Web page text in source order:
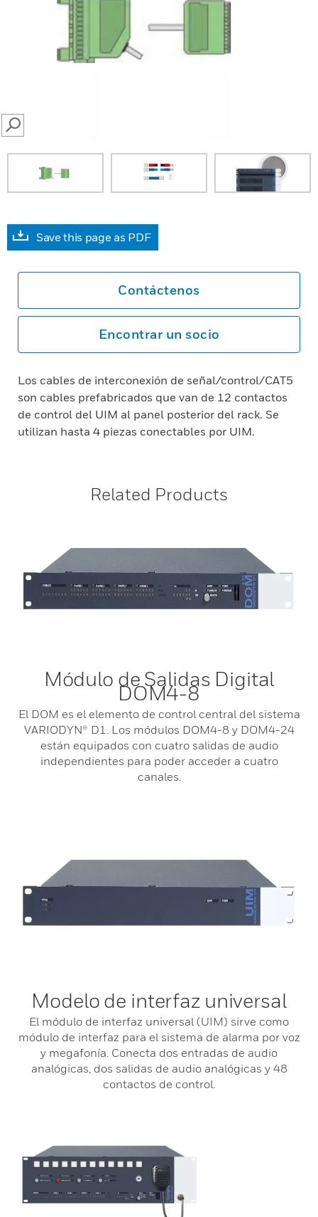
SEARCH
Save this page as PDF
Contáctenos
Encontrar un socio
Los cables de interconexión de señal/control/CAT5
son cables prefabricados que van de 12 contactos
de control del UIM al panel posterior del rack. Se
utilizan hasta 4 piezas conectables por UIM.
Related Products
Módulo de Salidas Digital
DOM4-8
El DOM es el elemento de control central del sistema
VARIODYN® D1. Los módulos DOM4-8 y DOM4-24
están equipados con cuatro salidas de audio
independientes para poder acceder a cuatro
canales.
Modelo de interfaz universal
El módulo de interfaz universal (UIM) sirve como
módulo de interfaz para el sistema de alarma por voz
y megafonía. Conecta dos entradas de audio
analógicas, dos salidas de audio analógicas y 48
contactos de control.